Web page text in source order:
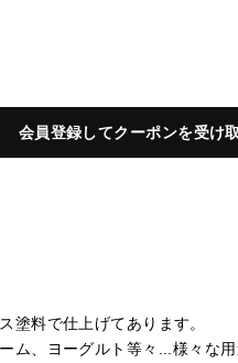
会員登録してクーポンを受け
塗料で仕上げてあります。
ム、ヨーグルト等々...様々な用